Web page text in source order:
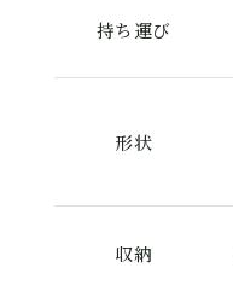
持ち運び
形状
収納